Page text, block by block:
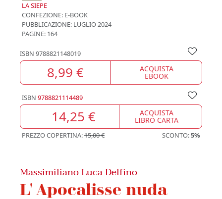
LA SIEPE
CONFEZIONE: E-BOOK
PUBBLICAZIONE: LUGLIO 2024
PAGINE: 164
ISBN 9788821148019
8,99 € ACQUISTA
EBOOK
ISBN 9788821114489
14,25 € ACQUISTA
LIBRO CARTA
PREZZO COPERTINA:15,00 € SCONTO:5%
Massimiliano Luca Delfino
L' Apocalisse nuda